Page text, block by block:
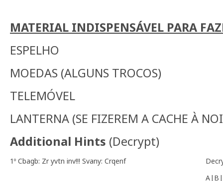
MATERIAL INDISPENSÁVEL PARA
ESPELHO
MOEDAS (ALGUNS TROCOS)
TELEMÓVEL
LANTERNA (SE FIZEREM A CACHE À
Additional Hints (Decrypt)
1º Cbagb: Zr yvtn inv!!! Svany: Crqenf